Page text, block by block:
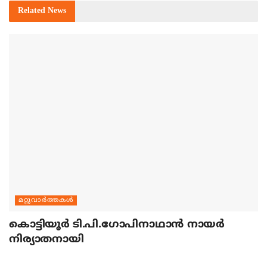
Related News
മറ്റുവാര്‍ത്തകള്‍
കൊട്ടിയൂര്‍ ടി.പി.ഗോപിനാഥാന്‍ നായര്‍
നിര്യാതനായി